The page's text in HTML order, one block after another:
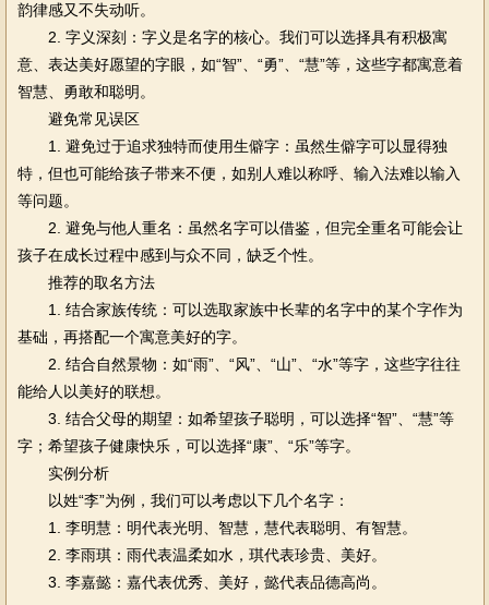
韵律感又不失动听。
2. 字义深刻：字义是名字的核心。我们可以选择具有积极寓
意、表达美好愿望的字眼，如“智”、“勇”、“慧”等，这些字都寓意着
智慧、勇敢和聪明。
避免常见误区
1. 避免过于追求独特而使用生僻字：虽然生僻字可以显得独
特，但也可能给孩子带来不便，如别人难以称呼、输入法难以输入
等问题。
2. 避免与他人重名：虽然名字可以借鉴，但完全重名可能会让
孩子在成长过程中感到与众不同，缺乏个性。
推荐的取名方法
1. 结合家族传统：可以选取家族中长辈的名字中的某个字作为
基础，再搭配一个寓意美好的字。
2. 结合自然景物：如“雨”、“风”、“山”、“水”等字，这些字往往
能给人以美好的联想。
3. 结合父母的期望：如希望孩子聪明，可以选择“智”、“慧”等
字；希望孩子健康快乐，可以选择“康”、“乐”等字。
实例分析
以姓“李”为例，我们可以考虑以下几个名字：
1. 李明慧：明代表光明、智慧，慧代表聪明、有智慧。
2. 李雨琪：雨代表温柔如水，琪代表珍贵、美好。
3. 李嘉懿：嘉代表优秀、美好，懿代表品德高尚。